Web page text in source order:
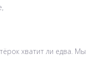
хватит ли едва. Мы